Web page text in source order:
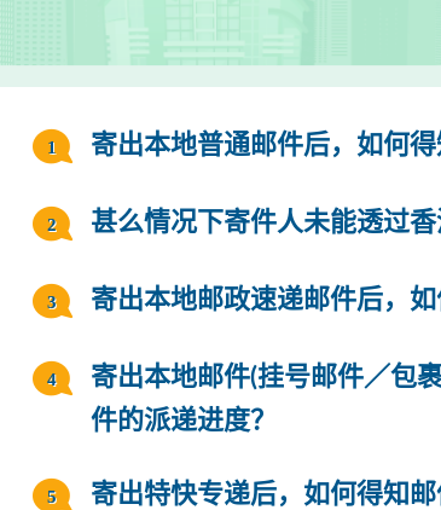
寄出本地普通邮件后，如何得
甚么情况下寄件人未能透过
寄出本地邮政速递邮件后，如
寄出本地邮件(挂号邮件／包
件的派递进度？
寄出特快专递后，如何得知邮